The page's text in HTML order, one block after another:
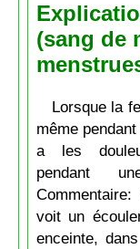
(sang de
Lorsque la
même
a les
pendant
voit un
enceinte,